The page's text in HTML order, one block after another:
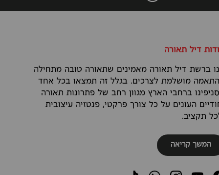
דיל תאורה
ברשת דיל תאורה מאמינים שתאורה טובה מתחילה
מושלמת לצרכים. בגלל זה תמצאו בכל אחד
ברחבי הארץ מגוון רחב של פתרונות תאורה
העונים על כל צורך פרקטי, פנטזיה עיצובית
תקציב.
המשך קריאה